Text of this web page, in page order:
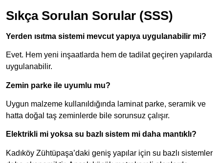
Sıkça Sorulan Sorular (SSS)
Yerden ısıtma sistemi mevcut yapıya uygulanabilir mi?
Evet. Hem yeni inşaatlarda hem de tadilat geçiren yapılarda
uygulanabilir.
Zemin parke ile uyumlu mu?
Uygun malzeme kullanıldığında laminat parke, seramik ve
hatta doğal taş zeminlerde bile sorunsuz çalışır.
Elektrikli mi yoksa su bazlı sistem mi daha mantıklı?
Kadıköy Zühtüpaşa’daki geniş yapılar için su bazlı sistemler